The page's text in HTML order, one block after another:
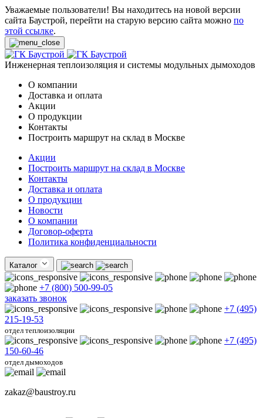
Уважаемые пользователи! Вы находитесь на новой версии
сайта Баустрой, перейти на старую версию сайта можно по
этой ссылке.
Инженерная теплоизоляция и системы модульных дымоходов
О компании
Доставка и оплата
Акции
О продукции
Контакты
Построить маршрут на склад в Москве
Акции
Построить маршрут на склад в Москве
Контакты
Доставка и оплата
О продукции
Новости
О компании
Договор-оферта
Политика конфиденциальности
Каталог
+7 (800) 500-99-05
заказать звонок
+7 (495)
215-19-53
отдел теплоизоляции
+7 (495)
150-60-46
отдел дымоходов
zakaz@baustroy.ru